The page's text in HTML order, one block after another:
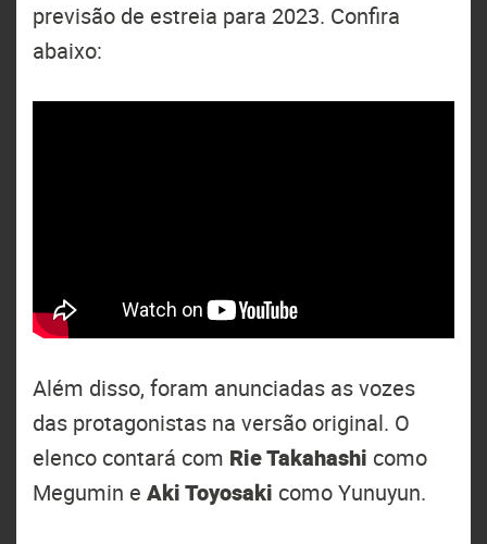
previsão de estreia para 2023. Confira
abaixo:
Além disso, foram anunciadas as vozes
das protagonistas na versão original. O
elenco contará com Rie Takahashi como
Megumin e Aki Toyosaki como Yunuyun.